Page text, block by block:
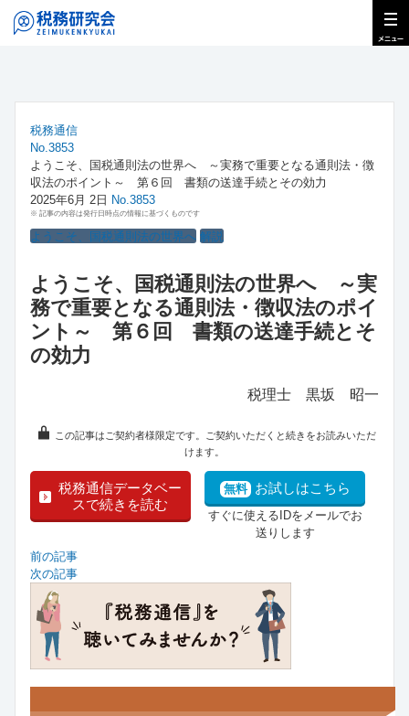
税務通信
No.3853
ようこそ、国税通則法の世界へ ～実務で重要となる通則法・徴
収法のポイント～ 第６回 書類の送達手続とその効力
2025年6月 2日 No.3853
※ 記事の内容は発行日時点の情報に基づくものです
ようこそ、国税通則法の世界へ 解説
ようこそ、国税通則法の世界へ ～実
務で重要となる通則法・徴収法のポイ
ント～ 第６回 書類の送達手続とそ
の効力
税理士 黒坂 昭一
この記事はご契約者様限定です。ご契約いただくと続きをお読みいただ
けます。
税務通信データベー
スで続きを読む
無料 お試しはこちら
すぐに使えるIDをメールでお
送りします
前の記事
次の記事